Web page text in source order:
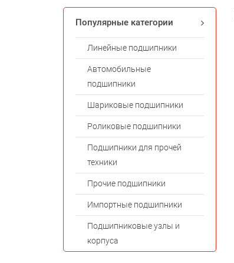
Популярные категории
Линейные подшипники
Автомобильные
подшипники
Шариковые подшипники
Роликовые подшипники
Подшипники для прочей
техники
Прочие подшипники
Импортные подшипники
Подшипниковые узлы и
корпуса